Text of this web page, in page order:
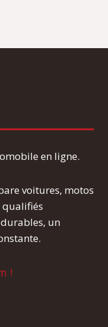
en ligne.
voitures, motos
qualifiés
un
!